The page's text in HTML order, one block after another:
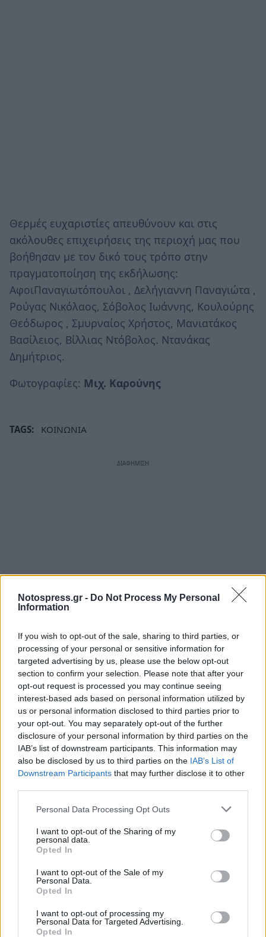
Notospress.gr - Do Not Process My Personal
Information
If you wish to opt-out of the sale, sharing to third parties, or
processing of your personal or sensitive information for
targeted advertising by us, please use the below opt-out
section to confirm your selection. Please note that after your
opt-out request is processed you may continue seeing
interest-based ads based on personal information utilized by
us or personal information disclosed to third parties prior to
your opt-out. You may separately opt-out of the further
disclosure of your personal information by third parties on the
IAB’s list of downstream participants. This information may
also be disclosed by us to third parties on the IAB’s List of
Downstream Participants that may further disclose it to other
Personal Data Processing Opt Outs
I want to opt-out of the Sharing of my
personal data.
Opted In
I want to opt-out of the Sale of my
Personal Data.
Opted In
I want to opt-out of processing my
Personal Data for Targeted Advertising.
Opted In
Θερμές ευχαριστίες απευθύνουν και στις
ακόλουθες επιχειρήσεις της περιοχή μας που
βοήθησαν με τον δικό τους τρόπο στην
πραγματοποίηση της εκδήλωσης:
ΑφοιΠαναγιωτόπουλοι , Δελήγιαννη Παναγιώτα ,
Ρούγας Νικόλαος, Σόβολος Ιωάννης, Κουλούρης
Θεόδωρος , Σμυρναίος Χρήστος, Μανιατάκος
Βασίλειος, Βίλλιας Ντόβολος. Ντανάκας
Δημήτριος.
Φωτογραφίες: Μιχ. Καρούνης
TAGS: ΚΟΙΝΩΝΙΑ
Σχετικά Άρθρα